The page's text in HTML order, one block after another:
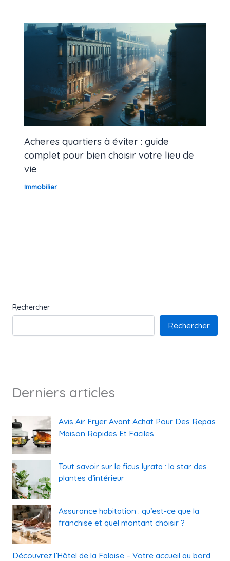
Acheres quartiers à éviter : guide
complet pour bien choisir votre lieu de
vie
Immobilier
Rechercher
Rechercher
Derniers articles
Avis Air Fryer Avant Achat Pour Des Repas
Maison Rapides Et Faciles
Tout savoir sur le ficus lyrata : la star des
plantes d’intérieur
Assurance habitation : qu’est-ce que la
franchise et quel montant choisir ?
Découvrez l’Hôtel de la Falaise – Votre accueil au bord